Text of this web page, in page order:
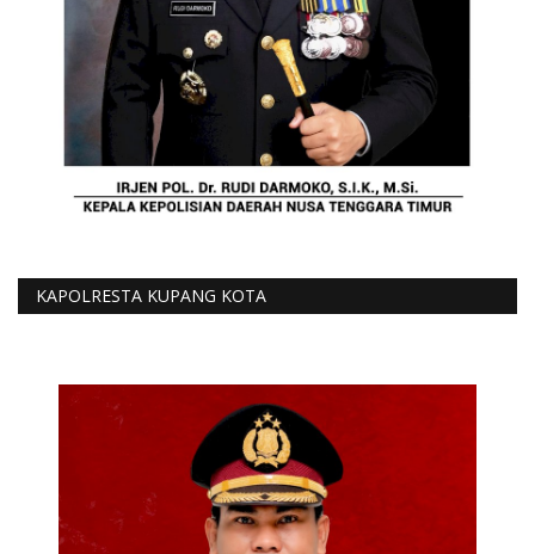
KAPOLRESTA KUPANG KOTA